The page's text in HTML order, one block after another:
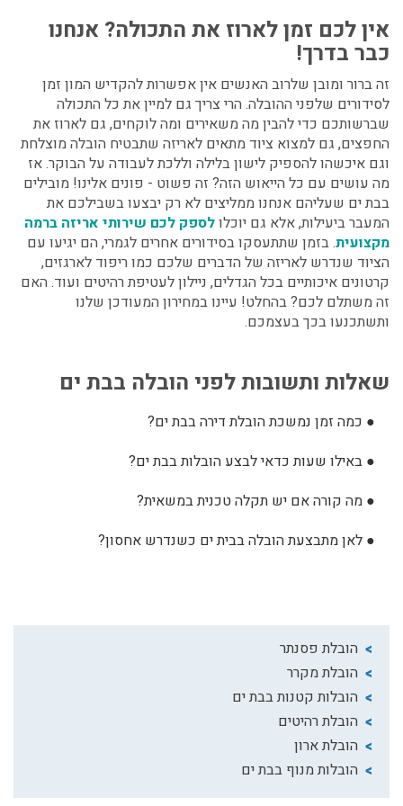
הובלת פסנתר
הובלת מקרר
הובלות קטנות בבת ים
הובלת רהיטים
הובלת ארון
הובלות מנוף בבת ים
אין לכם זמן לארוז את התכולה? אנחנו
כבר בדרך!
זה ברור ומובן שלרוב האנשים אין אפשרות להקדיש המון זמן
לסידורים שלפני ההובלה. הרי צריך גם למיין את כל התכולה
שברשותכם כדי להבין מה משאירים ומה לוקחים, גם לארוז את
החפצים, גם למצוא ציוד מתאים לאריזה שתבטיח הובלה מוצלחת
וגם איכשהו להספיק לישון בלילה וללכת לעבודה על הבוקר. אז
מה עושים עם כל הייאוש הזה? זה פשוט - פונים אלינו! מובילים
בבת ים שעליהם אנחנו ממליצים לא רק יבצעו בשבילכם את
המעבר ביעילות, אלא גם יוכלולספק לכם שירותי אריזה ברמה
מקצועית. בזמן שתתעסקו בסידורים אחרים לגמרי, הם יגיעו עם
הציוד שנדרש לאריזה של הדברים שלכם כמו ריפוד לארגזים,
קרטונים איכותיים בכל הגדלים, ניילון לעטיפת רהיטים ועוד. האם
זה משתלם לכם? בהחלט! עיינו במחירון המעודכן שלנו
ותשתכנעו בכך בעצמכם.
שאלות ותשובות לפני הובלה בבת ים
● כמה זמן נמשכת הובלת דירה בבת ים?
● באילו שעות כדאי לבצע הובלות בבת ים?
● מה קורה אם יש תקלה טכנית במשאית?
● לאן מתבצעת הובלה בבית ים כשנדרש אחסון?